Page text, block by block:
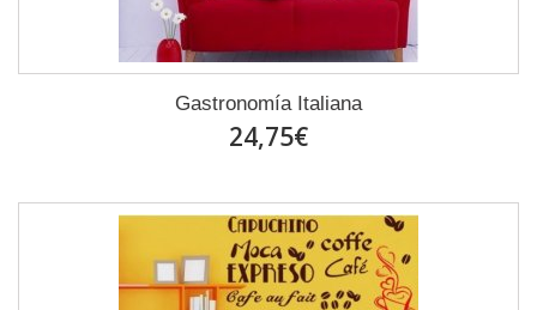
Gastronomía Italiana
24,75€